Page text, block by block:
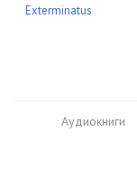
Exterminatus
Аудиокниги